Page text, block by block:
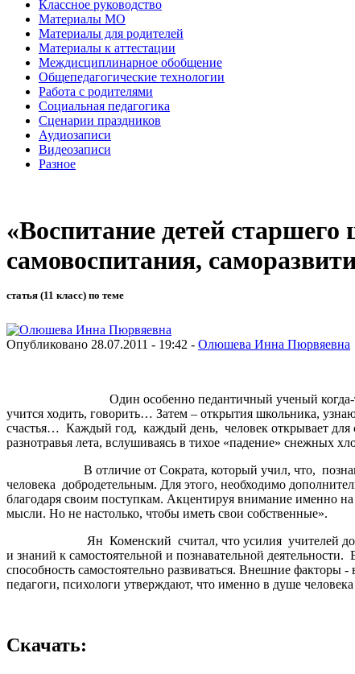
Классное руководство
Материалы МО
Материалы для родителей
Материалы к аттестации
Междисциплинарное обобщение
Общепедагогические технологии
Работа с родителями
Социальная педагогика
Сценарии праздников
Аудиозаписи
Видеозаписи
Разное
«Воспитание детей старшего
самовоспитания,
статья (11 класс) по теме
Опубликовано 28.07.2011 - 19:42 - Олюшева Инна Пюрвяевна
Один особенно педантичный ученый когда-то
учится ходить, говорить… Затем – открытия школьника,
счастья… Каждый год, каждый день, человек открывает для
разнотравья лета, вслушиваясь в тихое «падение» снежных
В отличие от Сократа, который учил, что, познав
человека добродетельным. Для этого, необходимо
благодаря своим поступкам. Акцентируя внимание именно
мысли. Но не настолько, чтобы иметь свои собственные».
Ян Коменский считал, что усилия учителей должны
и знаний к самостоятельной и познавательной
способность самостоятельно развиваться. Внешние
педагоги, психологи утверждают, что именно в душе
Скачать: